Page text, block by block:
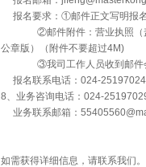
报名要求：①邮件正文写明报
②邮件附件：营业执照（盖公
公章版）（附件不要超过4M)
③我司工作人员收到邮件会
报名联系电话：024-25197024
8、业务咨询电话：024-
业务联系邮箱：
如需获得详细信息，请联系我们。